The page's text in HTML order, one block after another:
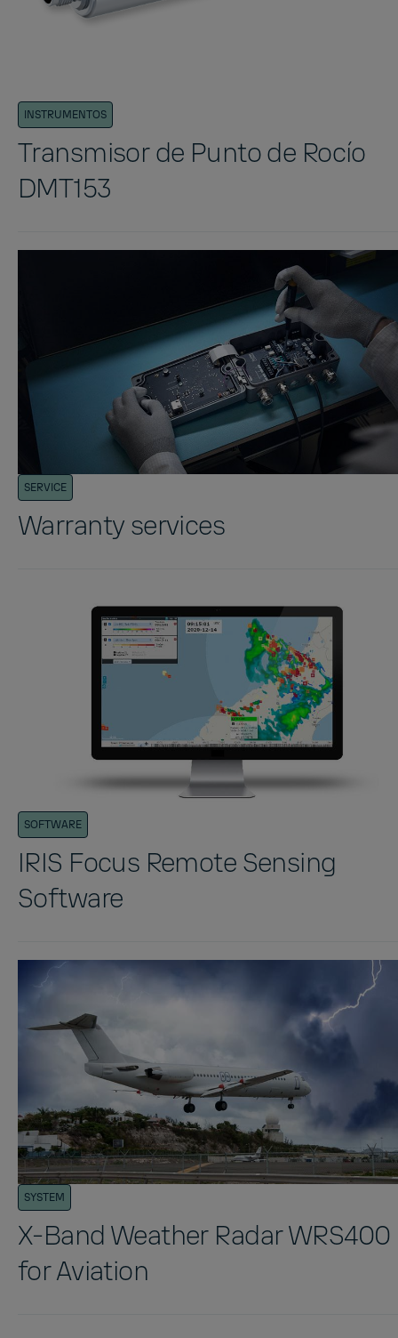
INSTRUMENTOS
Transmisor de Punto de Rocío
DMT153
SERVICE
Warranty services
SOFTWARE
IRIS Focus Remote Sensing
Software
SYSTEM
X-Band Weather Radar WRS400
for Aviation